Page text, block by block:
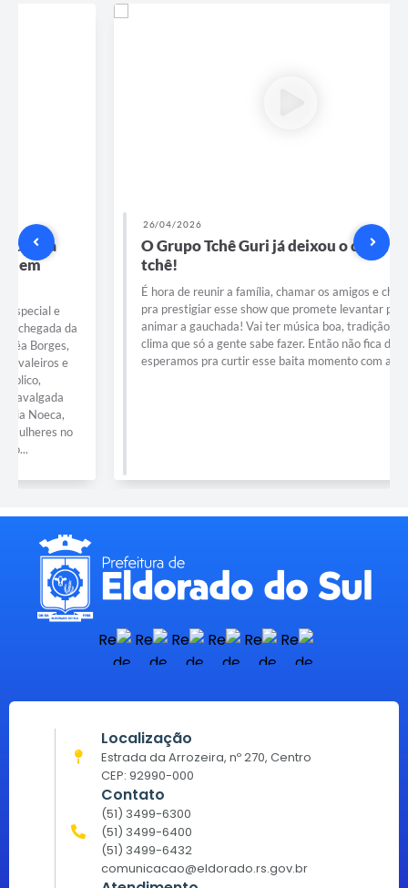
O Grupo Tchê Guri já deixou o convite feito,
É hora de reunir a família, chamar os amigos e chegar junto
pra prestigiar esse show que promete levantar poeira e
animar a gauchada! Vai ter música boa, tradição e aquele
clima que só a gente sabe fazer. Então não fica de fora! 🔥 Te
esperamos pra curtir esse baita momento com a gente!
Localização
Estrada da Arrozeira, nº 270, Centro
CEP: 92990-000
Contato
(51) 3499-6300
(51) 3499-6400
(51) 3499-6432
comunicacao@eldorado.rs.gov.br